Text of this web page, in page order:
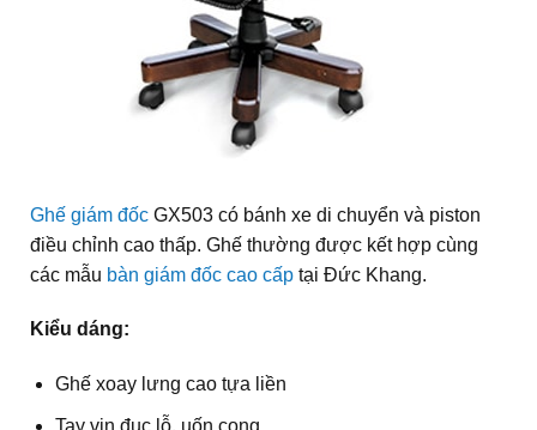
Ghế giám đốcGX503 có bánh xe di chuyển và piston
điều chỉnh cao thấp. Ghế thường được kết hợp cùng
các mẫu bàn giám đốc cao cấptại Đức Khang.
Kiểu dáng:
Ghế xoay lưng cao tựa liền
Tay vịn đục lỗ, uốn cong